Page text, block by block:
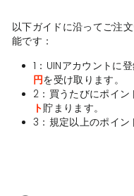
以下ガイドに沿ってご注
能です：
1：UINアカウントに登
円を受け取ります。
2：買うたびにポイン
ト貯まります。
3：規定以上のポイン